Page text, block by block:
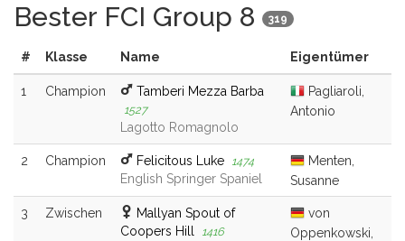
Bester FCI Group 8 319
# Klasse Name Eigentümer
1 Champion Tamberi Mezza Barba
1527
Lagotto Romagnolo
Pagliaroli,
Antonio
2 Champion Felicitous Luke 1474
English Springer Spaniel
Menten,
Susanne
3 Zwischen
Mallyan Spout of
Coopers Hill 1416
von
Oppenkowski,